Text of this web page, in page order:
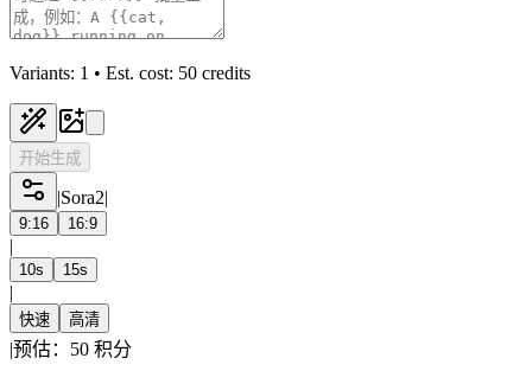
Variants: 1 • Est. cost: 50 credits
开始生成
|Sora2|
9:16 16:9
|
10s 15s
|
快速 高清
|预估：50 积分